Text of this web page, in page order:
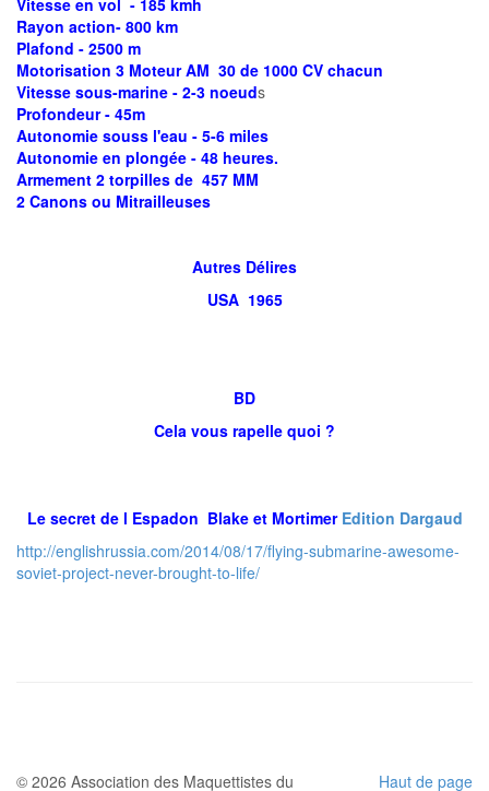
Vitesse en vol - 185 kmh
Rayon action- 800 km
Plafond - 2500 m
Motorisation 3 Moteur AM 30 de 1000 CV chacun
Vitesse sous-marine - 2-3 noeuds
Profondeur - 45m
Autonomie souss l'eau - 5-6 miles
Autonomie en plongée - 48 heures.
Armement 2 torpilles de 457 MM
2 Canons ou Mitrailleuses
Autres Délires
USA 1965
BD
Cela vous rapelle quoi ?
Le secret de l Espadon Blake et Mortimer Edition Dargaud
http://englishrussia.com/2014/08/17/flying-submarine-awesome-
soviet-project-never-brought-to-life/
Haut de page
© 2026 Association des Maquettistes du